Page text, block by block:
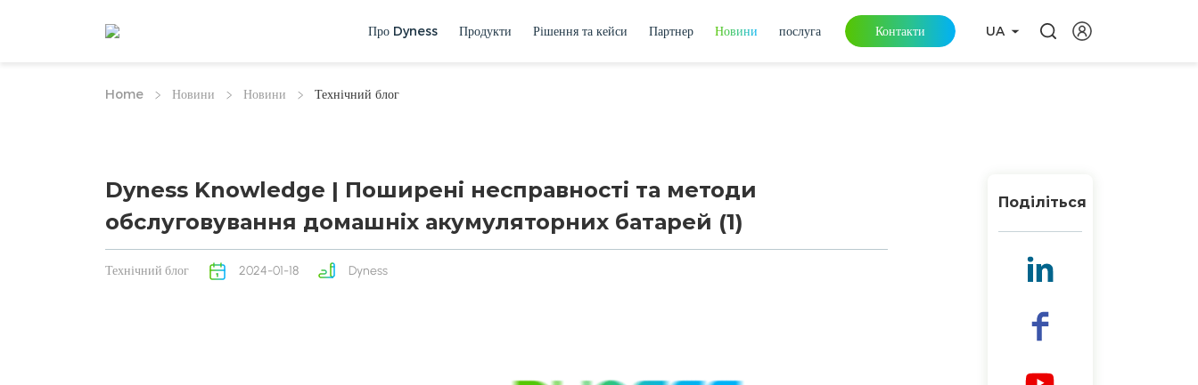
Про Dyness Продукти Рішення та кейси Партнер Новини послуга Контакти UA
Home Новини Новини Технічний блог
Dyness Knowledge | Поширені несправності та методи
обслуговування домашніх акумуляторних батарей (1)
Технічний блог 2024-01-18 Dyness
Поділіться